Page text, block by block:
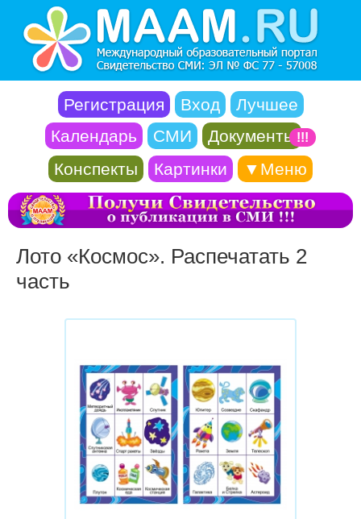
Регистрация Вход
Лучшее
Календарь
СМИ Документы !!!
Конспекты Картинки ▼Меню
Лото «Космос». Распечатать 2
часть